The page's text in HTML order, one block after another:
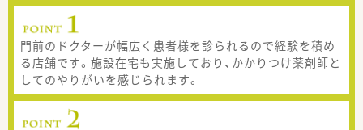
門前のドクターが幅広く患者様を診られるので経験を積め
る店舗です。施設在宅も実施しており、かかりつけ薬剤師と
してのやりがいを感じられます。